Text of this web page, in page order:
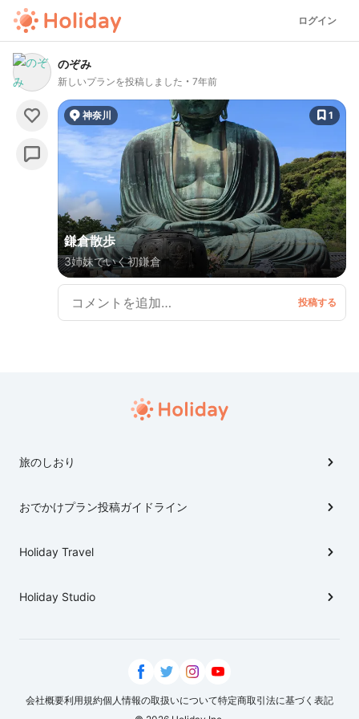
ログイン
のぞみ
新しいプランを投稿しました 7年前
神奈川 1
鎌倉散歩
3姉妹でいく初鎌倉
旅のしおり
おでかけプラン投稿ガイドライン
Holiday Travel
Holiday Studio
会社概要利用規約個人情報の取扱いについて特定商取引法に基づく表記